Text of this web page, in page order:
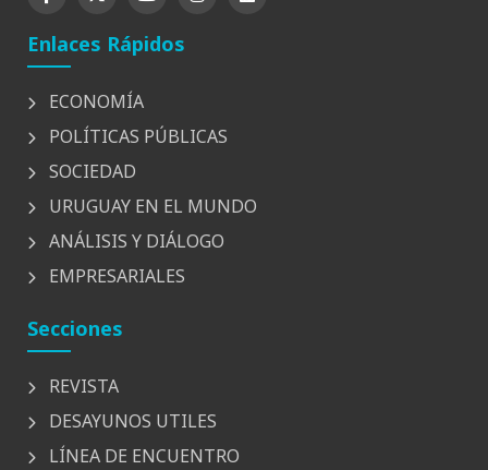
Enlaces Rápidos
ECONOMÍA
POLÍTICAS PÚBLICAS
SOCIEDAD
URUGUAY EN EL MUNDO
ANÁLISIS Y DIÁLOGO
EMPRESARIALES
Secciones
REVISTA
DESAYUNOS UTILES
LÍNEA DE ENCUENTRO